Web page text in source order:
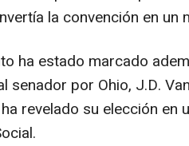
la convención en un
ha estado marcado
senador por Ohio, J.D.
revelado su elección en